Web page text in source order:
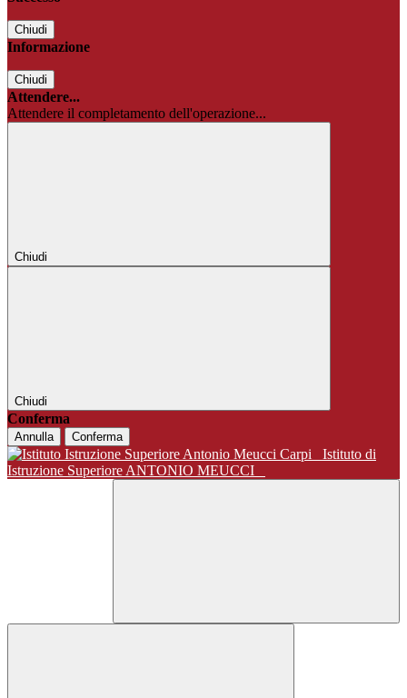
Chiudi
Informazione
Chiudi
Attendere...
Attendere il completamento dell'operazione...
Chiudi
Chiudi
Conferma
Annulla Conferma
Istituto di
Istruzione Superiore ANTONIO MEUCCI